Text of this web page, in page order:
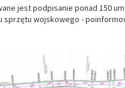
jest podpisanie ponad 150
sprzętu wojskowego -